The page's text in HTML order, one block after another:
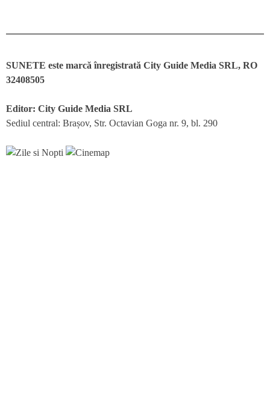
SUNETE este marcă înregistrată City Guide Media SRL, RO
32408505
Editor: City Guide Media SRL
Sediul central: Brașov, Str. Octavian Goga nr. 9, bl. 290